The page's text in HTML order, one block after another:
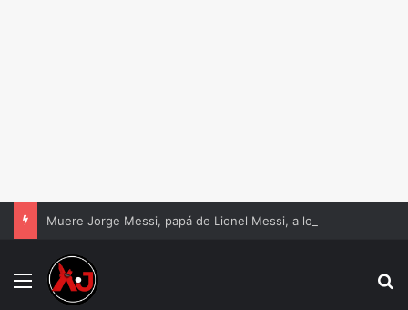
Muere Jorge Messi, papá de Lionel Messi, a los 68 años
Menu